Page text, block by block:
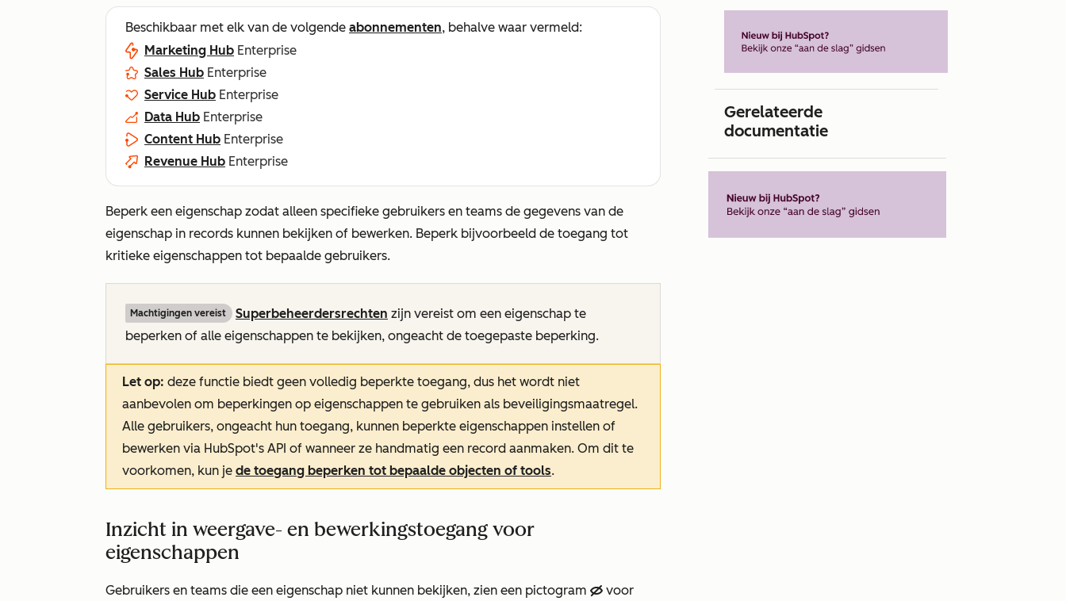
Beschikbaar met elk van de volgende abonnementen, behalve waar vermeld:
Marketing Hub Enterprise
Sales Hub Enterprise
Service Hub Enterprise
Data Hub Enterprise
Content Hub Enterprise
Revenue Hub Enterprise
Beperk een eigenschap zodat alleen specifieke gebruikers en teams de gegevens van de
eigenschap in records kunnen bekijken of bewerken. Beperk bijvoorbeeld de toegang tot
kritieke eigenschappen tot bepaalde gebruikers.
Machtigingen vereist Superbeheerdersrechten zijn vereist om een eigenschap te
beperken of alle eigenschappen te bekijken, ongeacht de toegepaste beperking.
Let op: deze functie biedt geen volledig beperkte toegang, dus het wordt niet
aanbevolen om beperkingen op eigenschappen te gebruiken als beveiligingsmaatregel.
Alle gebruikers, ongeacht hun toegang, kunnen beperkte eigenschappen instellen of
bewerken via HubSpot's API of wanneer ze handmatig een record aanmaken. Om dit te
voorkomen, kun je de toegang beperken tot bepaalde objecten of tools.
Inzicht in weergave- en bewerkingstoegang voor
eigenschappen
Gebruikers en teams die een eigenschap niet kunnen bekijken, zien een pictogram hideIcon voor
Gerelateerde
documentatie